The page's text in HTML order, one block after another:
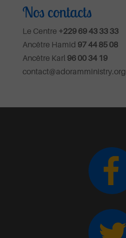
Nos contacts
Le Centre +229 69 43 33 33
Ancêtre Hamid 97 44 85 08
Ancêtre Karl 96 00 34 19
contact@adoramministry.org